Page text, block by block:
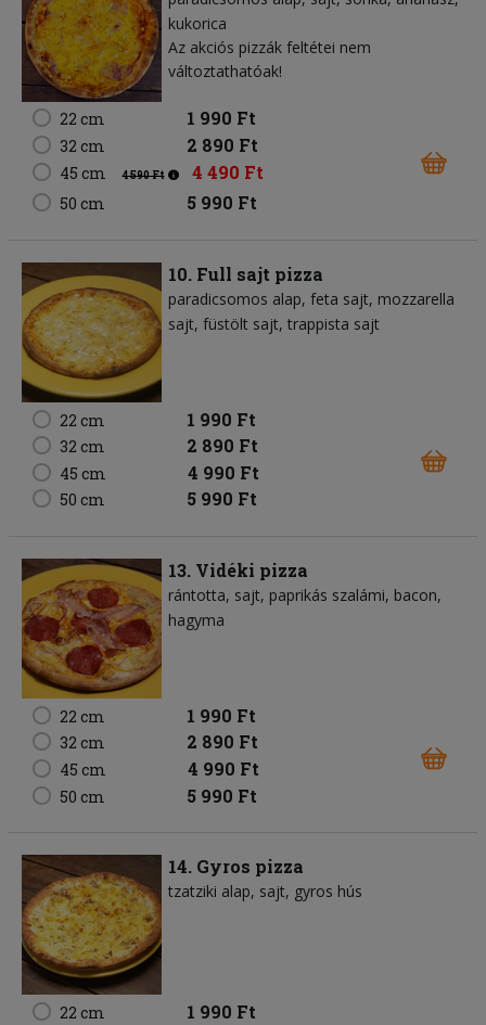
kukorica
Az akciós pizzák feltétei nem
változtathatóak!
22 cm 1 990 Ft
32 cm 2 890 Ft
45 cm 4 590 Ft 4 490 Ft
50 cm 5 990 Ft
10. Full sajt pizza
paradicsomos alap feta sajt mozzarella
sajt füstölt sajt trappista sajt
22 cm 1 990 Ft
32 cm 2 890 Ft
45 cm 4 990 Ft
50 cm 5 990 Ft
13. Vidéki pizza
rántotta sajt paprikás szalámi bacon
hagyma
22 cm 1 990 Ft
32 cm 2 890 Ft
45 cm 4 990 Ft
50 cm 5 990 Ft
14. Gyros pizza
tzatziki alap sajt gyros hús
22 cm 1 990 Ft